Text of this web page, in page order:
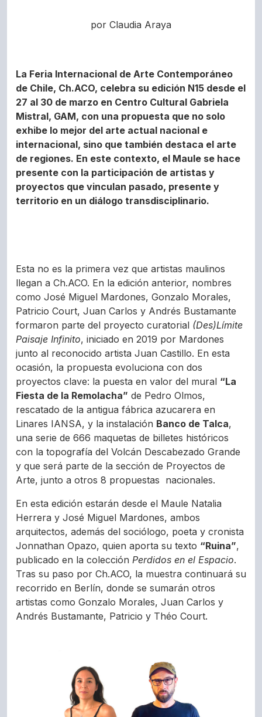
por Claudia Araya
La Feria Internacional de Arte Contemporáneo
de Chile, Ch.ACO, celebra su edición N15 desde el
27 al 30 de marzo en Centro Cultural Gabriela
Mistral, GAM, con una propuesta que no solo
exhibe lo mejor del arte actual nacional e
internacional, sino que también destaca el arte
de regiones. En este contexto, el Maule se hace
presente con la participación de artistas y
proyectos que vinculan pasado, presente y
territorio en un diálogo transdisciplinario.
Esta no es la primera vez que artistas maulinos
llegan a Ch.ACO. En la edición anterior, nombres
como José Miguel Mardones, Gonzalo Morales,
Patricio Court, Juan Carlos y Andrés Bustamante
formaron parte del proyecto curatorial (Des)Límite
Paisaje Infinito, iniciado en 2019 por Mardones
junto al reconocido artista Juan Castillo. En esta
ocasión, la propuesta evoluciona con dos
proyectos clave: la puesta en valor del mural “La
Fiesta de la Remolacha” de Pedro Olmos,
rescatado de la antigua fábrica azucarera en
Linares IANSA, y la instalación Banco de Talca,
una serie de 666 maquetas de billetes históricos
con la topografía del Volcán Descabezado Grande
y que será parte de la sección de Proyectos de
Arte, junto a otros 8 propuestas nacionales.
En esta edición estarán desde el Maule Natalia
Herrera y José Miguel Mardones, ambos
arquitectos, además del sociólogo, poeta y cronista
Jonnathan Opazo, quien aporta su texto “Ruina”,
publicado en la colección Perdidos en el Espacio.
Tras su paso por Ch.ACO, la muestra continuará su
recorrido en Berlín, donde se sumarán otros
artistas como Gonzalo Morales, Juan Carlos y
Andrés Bustamante, Patricio y Théo Court.